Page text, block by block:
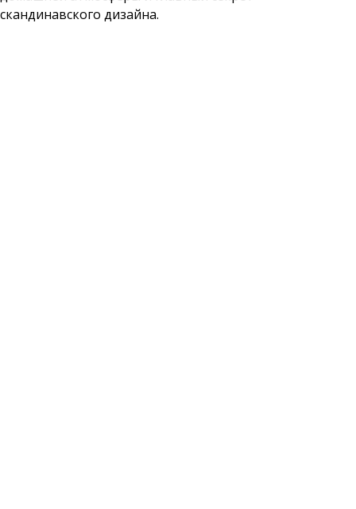
скандинавского дизайна.